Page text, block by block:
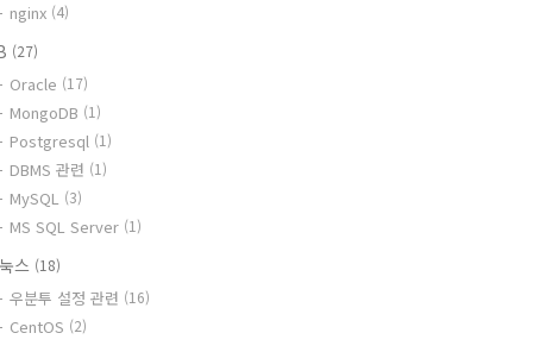
nginx (4)
(27)
Oracle (17)
MongoDB (1)
Postgresql (1)
DBMS 관련 (1)
MySQL (3)
MS SQL Server (1)
스 (18)
우분투 설정 관련 (16)
CentOS (2)